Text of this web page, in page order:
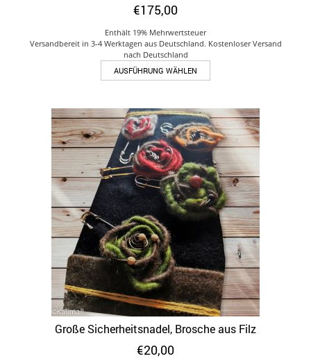
€175,00
Enthält 19% Mehrwertsteuer
Versandbereit in 3-4 Werktagen aus Deutschland. Kostenloser Versand
nach Deutschland
AUSFÜHRUNG WÄHLEN
Produkt
mehrere
Varianten
auf.
Die
Optionen
können
auf
der
Produktseite
gewählt
werden
Große Sicherheitsnadel, Brosche aus Filz
€20,00